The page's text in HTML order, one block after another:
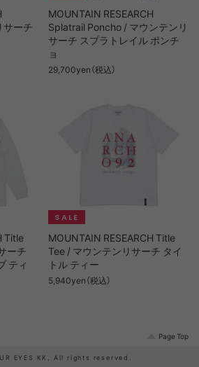
サーチ
MOUNTAIN RESEARCH
Splatrail Poncho / マウンテンリ
サーチ スプラトレイル ポンチ
ョ
29,700yen（税込）
Title
ーチ
ティ
MOUNTAIN RESEARCH Title
Tee / マウンテンリサーチ タイ
トル ティー
5,940yen（税込）
Page Top
EYES KK, All rights reserved.